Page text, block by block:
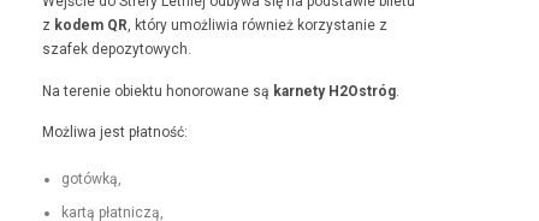
z kodem QR, który umożli­wia również korzys­tanie z
szafek depozytowych.
Na tere­nie obiek­tu hon­orowane są kar­ne­ty H2Ostróg
Możli­wa jest płatność:
gotówką,
kartą płat­niczą,